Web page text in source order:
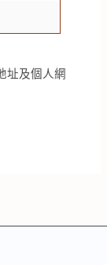
址及個人網